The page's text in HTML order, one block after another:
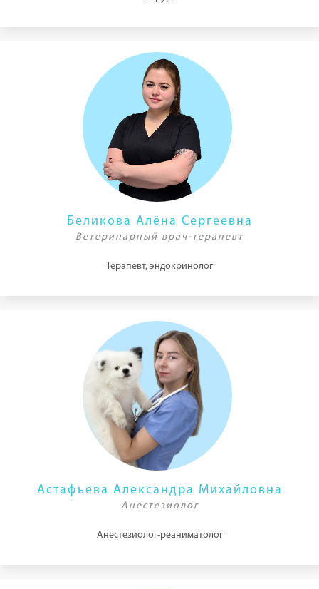
Беликова Алёна Сергеевна
Ветеринарный врач-терапевт
Терапевт, эндокринолог
Астафьева Александра Михайловна
Анестезиолог
Анестезиолог-реаниматолог